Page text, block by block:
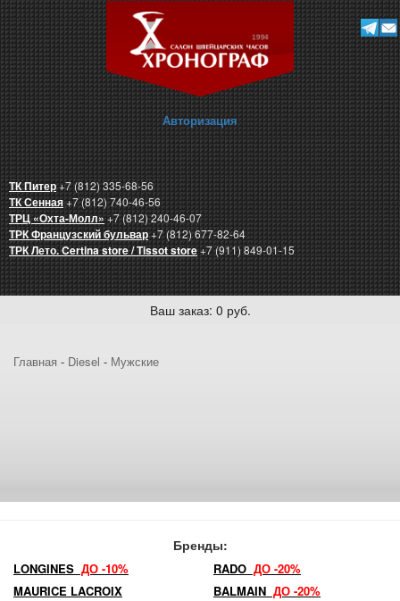
Авторизация
ТК Питер+7 (812) 335-68-56
ТК Сенная+7 (812) 740-46-56
ТРЦ «Охта-Молл»+7 (812) 240-46-07
ТРК Французский бульвар+7 (812) 677-82-64
ТРК Лето. Certina store / Tissot store+7 (911) 849-01-15
Ваш заказ: 0 руб.
Главная - Diesel - Мужские
Бренды:
LONGINES ДО -10% RADO ДО -20%
MAURICE LACROIX
BALMAIN ДО -20%